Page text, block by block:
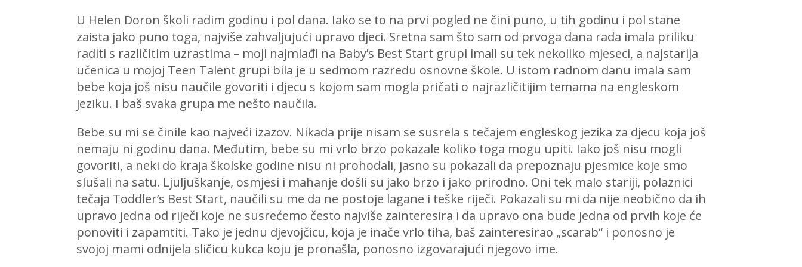
U Helen Doron školi radim godinu i pol dana. Iako se to na prvi pogled ne čini puno, u tih godinu i pol stane
zaista jako puno toga, najviše zahvaljujući upravo djeci. Sretna sam što sam od prvoga dana rada imala priliku
raditi s različitim uzrastima – moji najmlađi na Baby’s Best Start grupi imali su tek nekoliko mjeseci, a najstarija
učenica u mojoj Teen Talent grupi bila je u sedmom razredu osnovne škole. U istom radnom danu imala sam
bebe koja još nisu naučile govoriti i djecu s kojom sam mogla pričati o najrazličitijim temama na engleskom
jeziku. I baš svaka grupa me nešto naučila.
Bebe su mi se činile kao najveći izazov. Nikada prije nisam se susrela s tečajem engleskog jezika za djecu koja još
nemaju ni godinu dana. Međutim, bebe su mi vrlo brzo pokazale koliko toga mogu upiti. Iako još nisu mogli
govoriti, a neki do kraja školske godine nisu ni prohodali, jasno su pokazali da prepoznaju pjesmice koje smo
slušali na satu. Ljuljuškanje, osmjesi i mahanje došli su jako brzo i jako prirodno. Oni tek malo stariji, polaznici
tečaja Toddler’s Best Start, naučili su me da ne postoje lagane i teške riječi. Pokazali su mi da nije neobično da ih
upravo jedna od riječi koje ne susrećemo često najviše zainteresira i da upravo ona bude jedna od prvih koje će
ponoviti i zapamtiti. Tako je jednu djevojčicu, koja je inače vrlo tiha, baš zainteresirao „scarab“ i ponosno je
svojoj mami odnijela sličicu kukca koju je pronašla, ponosno izgovarajući njegovo ime.